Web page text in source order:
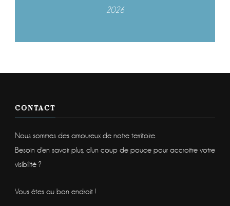
2026
CONTACT
Nous sommes des amoureux de notre territoire.
Besoin d'en savoir plus, d'un coup de pouce pour accroitre votre
visibilité ?
Vous êtes au bon endroit !